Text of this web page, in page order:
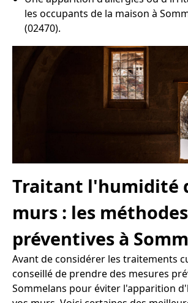
les occupants de la maison à
(02470).
Traitant l'humidité
murs : les méthodes
préventives à
Avant de considérer les traitements
conseillé de prendre des mesures
Sommelans pour éviter l'apparition